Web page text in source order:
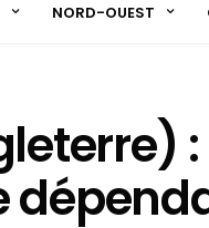
NORD-OUEST